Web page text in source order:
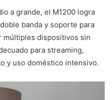
a grande, el M1200 logra
banda y soporte para
múltiples dispositivos sin
para streaming,
y uso doméstico intensivo.